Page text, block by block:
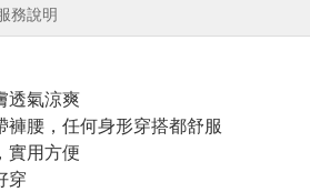
務說明
透氣涼爽
腰，任何身形穿搭都舒服
實用方便
穿